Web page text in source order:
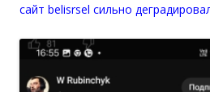
сайт belisrsel сильно